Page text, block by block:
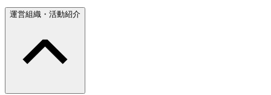
運営組織・活動紹介